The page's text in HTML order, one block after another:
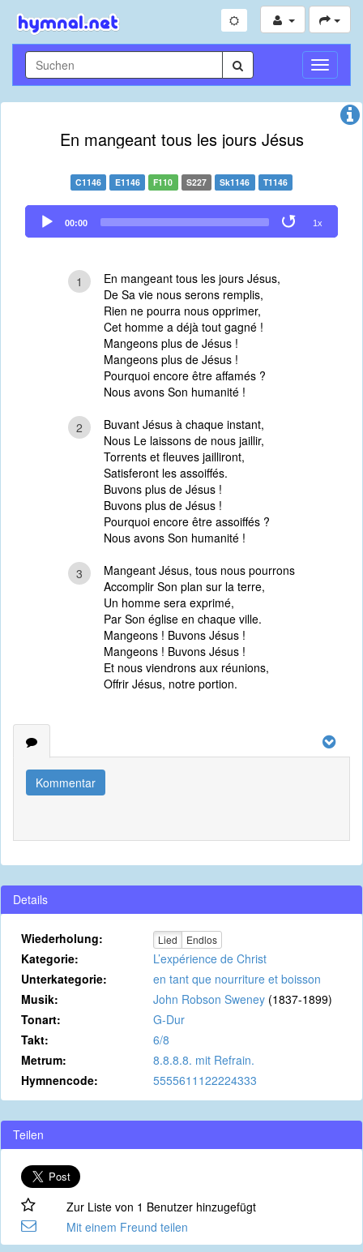
En mangeant tous les jours Jésus
C1146 E1146 F110 S227 Sk1146 T1146
Audio
Player
00:00 1x
1
En mangeant tous les jours Jésus,
De Sa vie nous serons remplis,
Rien ne pourra nous opprimer,
Cet homme a déjà tout gagné !
Mangeons plus de Jésus !
Mangeons plus de Jésus !
Pourquoi encore être affamés ?
Nous avons Son humanité !
2
Buvant Jésus à chaque instant,
Nous Le laissons de nous jaillir,
Torrents et fleuves jailliront,
Satisferont les assoiffés.
Buvons plus de Jésus !
Buvons plus de Jésus !
Pourquoi encore être assoiffés ?
Nous avons Son humanité !
3
Mangeant Jésus, tous nous pourrons
Accomplir Son plan sur la terre,
Un homme sera exprimé,
Par Son église en chaque ville.
Mangeons ! Buvons Jésus !
Mangeons ! Buvons Jésus !
Et nous viendrons aux réunions,
Offrir Jésus, notre portion.
Kommentar
Details
Wiederholung: Lied Endlos
Kategorie:
L’expérience de Christ
Unterkategorie:
en tant que nourriture et boisson
Musik:
John Robson Sweney (1837-1899)
Tonart:
G-Dur
Takt:
6/8
Metrum:
8.8.8.8. mit Refrain.
Hymnencode:
5555611122224333
Teilen
Zur Liste von 1 Benutzer hinzugefügt
Mit einem Freund teilen